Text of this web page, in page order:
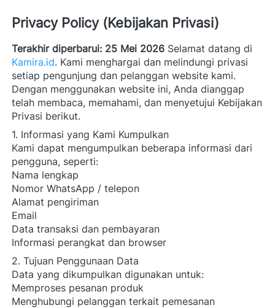
Privacy Policy (Kebijakan Privasi)
Terakhir diperbarui: 25 Mei 2026
Kamira.id. Kami menghargai dan melindungi privasi
setiap pengunjung dan pelanggan website kami.
Dengan menggunakan website ini, Anda dianggap
telah membaca, memahami, dan menyetujui Kebijakan
Privasi berikut.
1. Informasi yang Kami Kumpulkan
Kami dapat mengumpulkan beberapa informasi dari
pengguna, seperti:
Nama lengkap
Nomor WhatsApp / telepon
Alamat pengiriman
Email
Data transaksi dan pembayaran
Informasi perangkat dan browser
2. Tujuan Penggunaan Data
Data yang dikumpulkan digunakan untuk:
Memproses pesanan produk
Menghubungi pelanggan terkait pemesanan